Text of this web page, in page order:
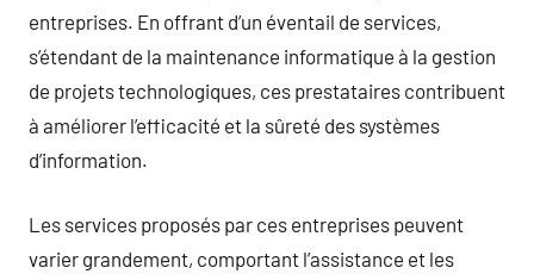
entreprises. En offrant d’un éventail de services,
s’étendant de la maintenance informatique à la gestion
de projets technologiques, ces prestataires contribuent
à améliorer l’efficacité et la sûreté des systèmes
d’information.
Les services proposés par ces entreprises peuvent
varier grandement, comportant l’assistance et les